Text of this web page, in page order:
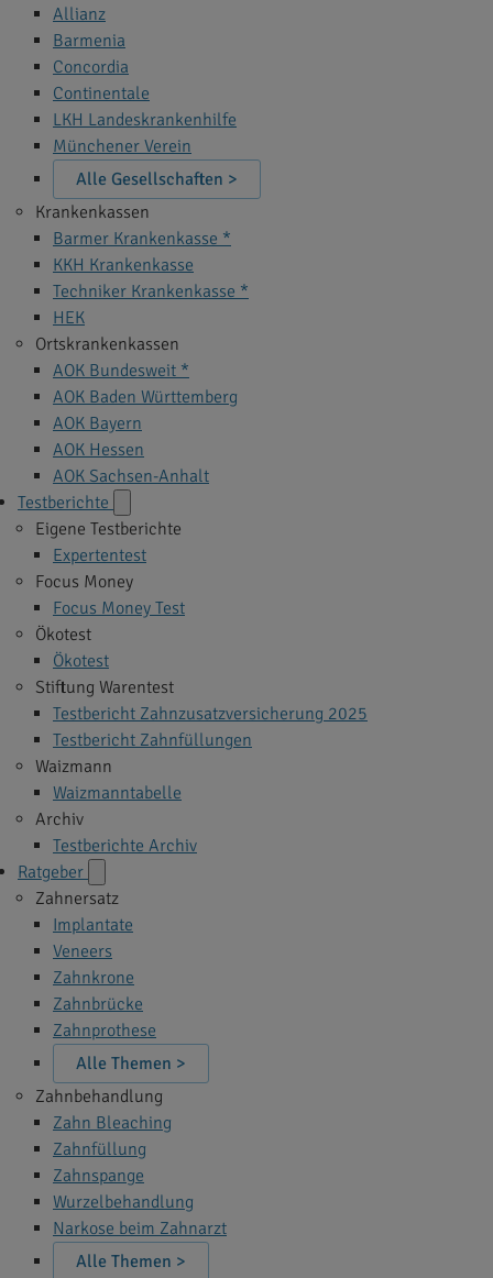
Allianz
Barmenia
Concordia
Continentale
LKH Landeskrankenhilfe
Münchener Verein
Alle Gesellschaften >
Krankenkassen
Barmer Krankenkasse *
KKH Krankenkasse
Techniker Krankenkasse *
HEK
Ortskrankenkassen
AOK Bundesweit *
AOK Baden Württemberg
AOK Bayern
AOK Hessen
AOK Sachsen-Anhalt
Testberichte
Eigene Testberichte
Expertentest
Focus Money
Focus Money Test
Ökotest
Ökotest
Stiftung Warentest
Testbericht Zahnzusatzversicherung 2025
Testbericht Zahnfüllungen
Waizmann
Waizmanntabelle
Archiv
Testberichte Archiv
Ratgeber
Zahnersatz
Implantate
Veneers
Zahnkrone
Zahnbrücke
Zahnprothese
Alle Themen >
Zahnbehandlung
Zahn Bleaching
Zahnfüllung
Zahnspange
Wurzelbehandlung
Narkose beim Zahnarzt
Alle Themen >